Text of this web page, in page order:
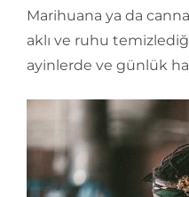
Marihuana ya da
aklı ve ruhu
ayinlerde ve günlük